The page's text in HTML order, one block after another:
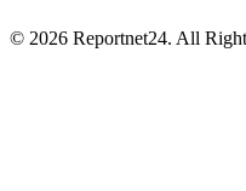
© 2026 Reportnet24. All